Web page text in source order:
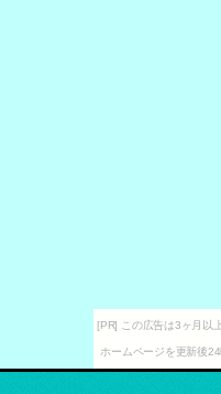
[PR] この広告は3ヶ月以
ホームページを更新後